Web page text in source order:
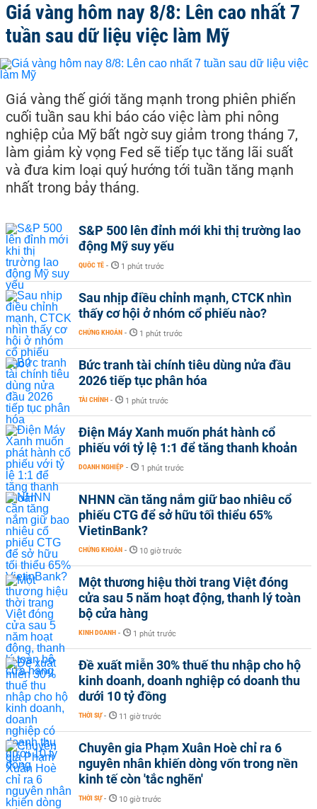
Giá vàng hôm nay 8/8: Lên cao nhất 7
tuần sau dữ liệu việc làm Mỹ
Giá vàng thế giới tăng mạnh trong phiên phiến
cuối tuần sau khi báo cáo việc làm phi nông
nghiệp của Mỹ bất ngờ suy giảm trong tháng 7,
làm giảm kỳ vọng Fed sẽ tiếp tục tăng lãi suất
và đưa kim loại quý hướng tới tuần tăng mạnh
nhất trong bảy tháng.
S&P 500 lên đỉnh mới khi thị trường lao
động Mỹ suy yếu
QUỐC TẾ - 1 phút trước
Sau nhịp điều chỉnh mạnh, CTCK nhìn
thấy cơ hội ở nhóm cổ phiếu nào?
CHỨNG KHOÁN - 1 phút trước
Bức tranh tài chính tiêu dùng nửa đầu
2026 tiếp tục phân hóa
TÀI CHÍNH - 1 phút trước
Điện Máy Xanh muốn phát hành cổ
phiếu với tỷ lệ 1:1 để tăng thanh khoản
DOANH NGHIỆP - 1 phút trước
NHNN cần tăng nắm giữ bao nhiêu cổ
phiếu CTG để sở hữu tối thiểu 65%
VietinBank?
CHỨNG KHOÁN - 10 giờ trước
Một thương hiệu thời trang Việt đóng
cửa sau 5 năm hoạt động, thanh lý toàn
bộ cửa hàng
KINH DOANH - 1 phút trước
Đề xuất miễn 30% thuế thu nhập cho hộ
kinh doanh, doanh nghiệp có doanh thu
dưới 10 tỷ đồng
THỜI SỰ - 11 giờ trước
Chuyên gia Phạm Xuân Hoè chỉ ra 6
nguyên nhân khiến dòng vốn trong nền
kinh tế còn 'tắc nghẽn'
THỜI SỰ - 10 giờ trước